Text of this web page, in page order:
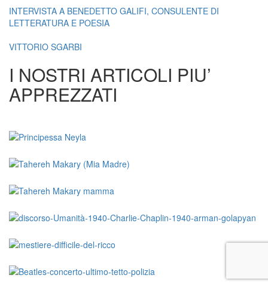
INTERVISTA A BENEDETTO GALIFI, CONSULENTE DI
LETTERATURA E POESIA
VITTORIO SGARBI
I NOSTRI ARTICOLI PIU’
APPREZZATI